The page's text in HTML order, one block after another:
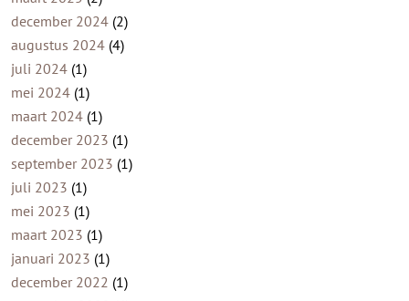
december 2024(2)
augustus 2024(4)
juli 2024(1)
mei 2024(1)
maart 2024(1)
december 2023 (1)
september 2023 (1)
juli 2023 (1)
mei 2023 (1)
maart 2023 (1)
januari 2023 (1)
december 2022 (1)